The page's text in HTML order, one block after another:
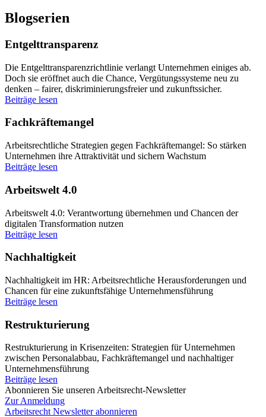
Blogserien
Entgelttransparenz
Die Entgelttransparenzrichtlinie verlangt Unternehmen einiges ab.
Doch sie eröffnet auch die Chance, Vergütungssysteme neu zu
denken – fairer, diskriminierungsfreier und zukunftssicher.
Beiträge lesen
Fachkräftemangel
Arbeitsrechtliche Strategien gegen Fachkräftemangel: So stärken
Unternehmen ihre Attraktivität und sichern Wachstum
Beiträge lesen
Arbeitswelt 4.0
Arbeitswelt 4.0: Verantwortung übernehmen und Chancen der
digitalen Transformation nutzen
Beiträge lesen
Nachhaltigkeit
Nachhaltigkeit im HR: Arbeitsrechtliche Herausforderungen und
Chancen für eine zukunftsfähige Unternehmensführung
Beiträge lesen
Restrukturierung
Restrukturierung in Krisenzeiten: Strategien für Unternehmen
zwischen Personalabbau, Fachkräftemangel und nachhaltiger
Unternehmensführung
Beiträge lesen
Abonnieren Sie unseren Arbeitsrecht-Newsletter
Zur Anmeldung
Arbeitsrecht Newsletter abonnieren